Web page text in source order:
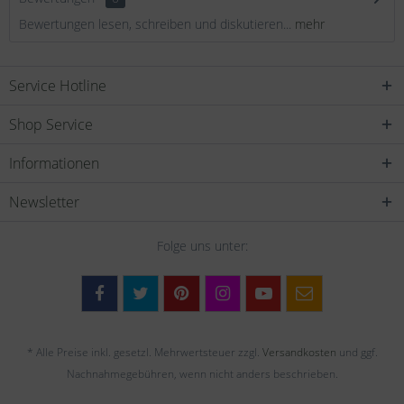
Bewertungen lesen, schreiben und diskutieren... mehr
Service Hotline
Shop Service
Informationen
Newsletter
Folge uns unter:
* Alle Preise inkl. gesetzl. Mehrwertsteuer zzgl. Versandkosten und ggf.
Nachnahmegebühren, wenn nicht anders beschrieben.